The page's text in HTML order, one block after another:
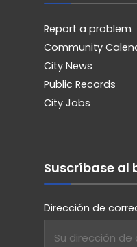
Report a problem
Community
City News
Public Records
City Jobs
Suscríbase al
Dirección de